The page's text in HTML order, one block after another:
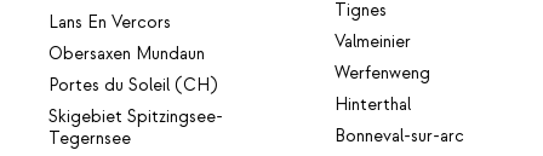
Lans En Vercors
Obersaxen Mundaun
Portes du Soleil (CH)
Skigebiet Spitzingsee-
Tegernsee
Tignes
Valmeinier
Werfenweng
Hinterthal
Bonneval-sur-arc